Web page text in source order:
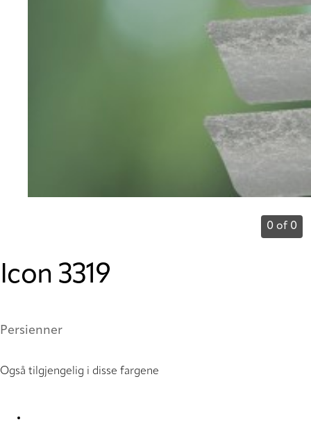
0 of 0
Icon 3319
Persienner
Også tilgjengelig i disse fargene